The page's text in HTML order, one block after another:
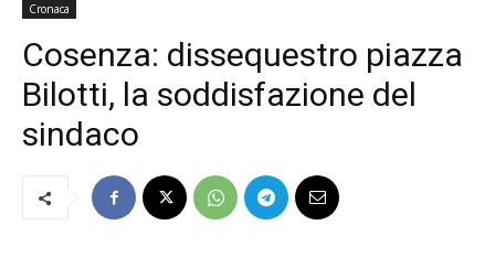
Cronaca
Cosenza: dissequestro piazza
Bilotti, la soddisfazione del
sindaco